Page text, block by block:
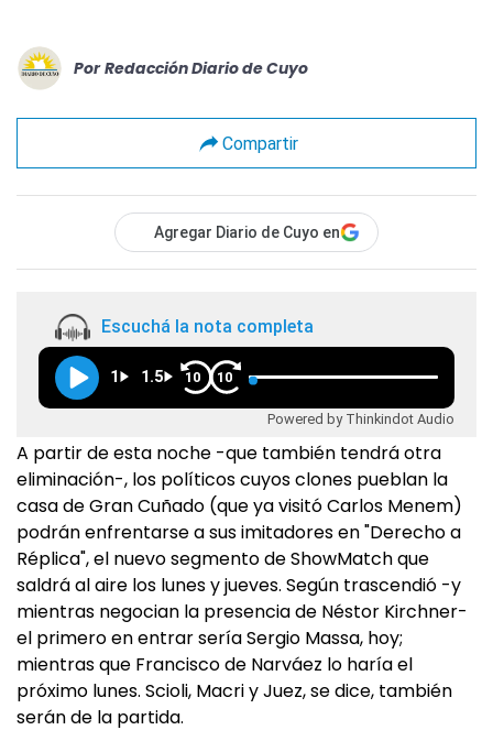
Por Redacción Diario de Cuyo
Compartir
Agregar Diario de Cuyo en
Escuchá la nota completa
1 1.5 10 10
Powered by Thinkindot Audio
A partir de esta noche -que también tendrá otra
eliminación-, los políticos cuyos clones pueblan la
casa de Gran Cuñado (que ya visitó Carlos Menem)
podrán enfrentarse a sus imitadores en "Derecho a
Réplica", el nuevo segmento de ShowMatch que
saldrá al aire los lunes y jueves. Según trascendió -y
mientras negocian la presencia de Néstor Kirchner-
el primero en entrar sería Sergio Massa, hoy;
mientras que Francisco de Narváez lo haría el
próximo lunes. Scioli, Macri y Juez, se dice, también
serán de la partida.